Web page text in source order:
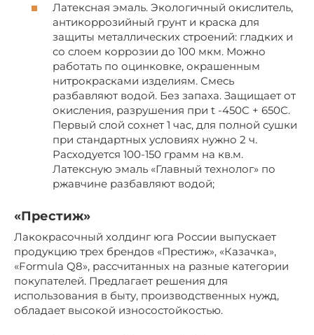
Латексная эмаль. Экологичный окислитель,
антикоррозийный грунт и краска для
защиты металлических строений: гладких и
со слоем коррозии до 100 мкм. Можно
работать по оцинковке, окрашенным
нитрокрасками изделиям. Смесь
разбавляют водой. Без запаха. Защищает от
окисления, разрушения при t -450C + 650C.
Первый слой сохнет 1 час, для полной сушки
при стандартных условиях нужно 2 ч.
Расходуется 100-150 грамм на кв.м.
Латексную эмаль «Главный технолог» по
ржавчине разбавляют водой;
«Престиж»
Лакокрасочный холдинг юга России выпускает
продукцию трех брендов «Престиж», «Казачка»,
«Formula Q8», рассчитанных на разные категории
покупателей. Предлагает решения для
использования в быту, производственных нужд,
обладает высокой износостойкостью.